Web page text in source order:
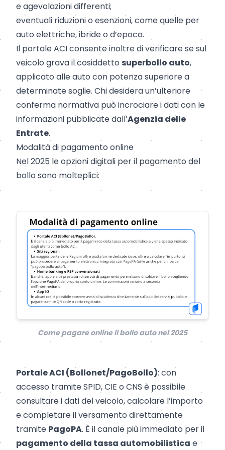
e agevolazioni differenti;
eventuali riduzioni o esenzioni, come quelle per
auto elettriche, ibride o d’epoca.
Il portale ACI consente inoltre di verificare se sul
veicolo grava il cosiddetto superbollo auto,
applicato alle auto con potenza superiore a
determinate soglie. Chi desidera un’ulteriore
conferma normativa può incrociare i dati con le
informazioni pubblicate dall’Agenzia delle
Entrate.
Modalità di pagamento online
Nel 2025 le opzioni digitali per il pagamento del
bollo sono molteplici:
Come pagare online il bollo auto nel 2025
Portale ACI (Bollonet/PagoBollo): con
accesso tramite SPID, CIE o CNS è possibile
consultare i dati del veicolo, calcolare l’importo
e completare il versamento direttamente
tramite PagoPA. È il canale più immediato per il
pagamento della tassa automobilistica e